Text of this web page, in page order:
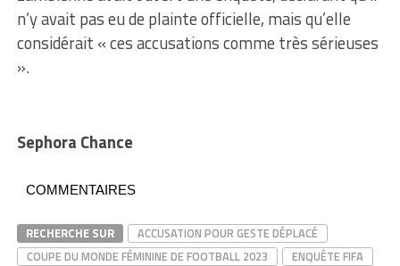
n’y avait pas eu de plainte officielle, mais qu’elle
considérait « ces accusations comme très sérieuses
».
Sephora Chance
COMMENTAIRES
RECHERCHE SUR
ACCUSATION POUR GESTE DÉPLACÉ
COUPE DU MONDE FÉMININE DE FOOTBALL 2023
ENQUÊTE FIFA